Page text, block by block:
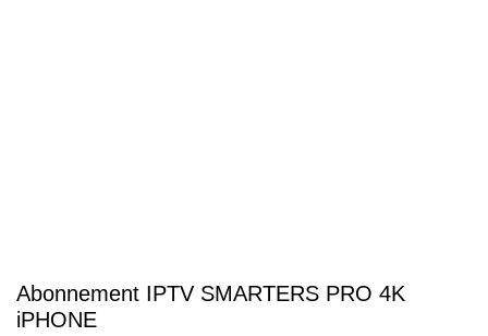
Abonnement IPTV SMARTERS PRO 4K
iPHONE